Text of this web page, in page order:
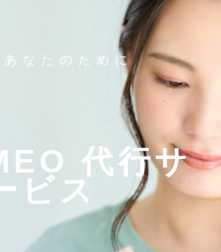
あなたのために
代行サ
ビス